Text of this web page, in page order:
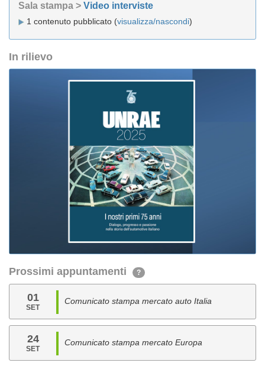
Sala stampa > Video interviste
1 contenuto pubblicato (visualizza/nascondi)
In rilievo
Prossimi appuntamenti ?
01
SET
Comunicato stampa mercato auto Italia
24
SET
Comunicato stampa mercato Europa